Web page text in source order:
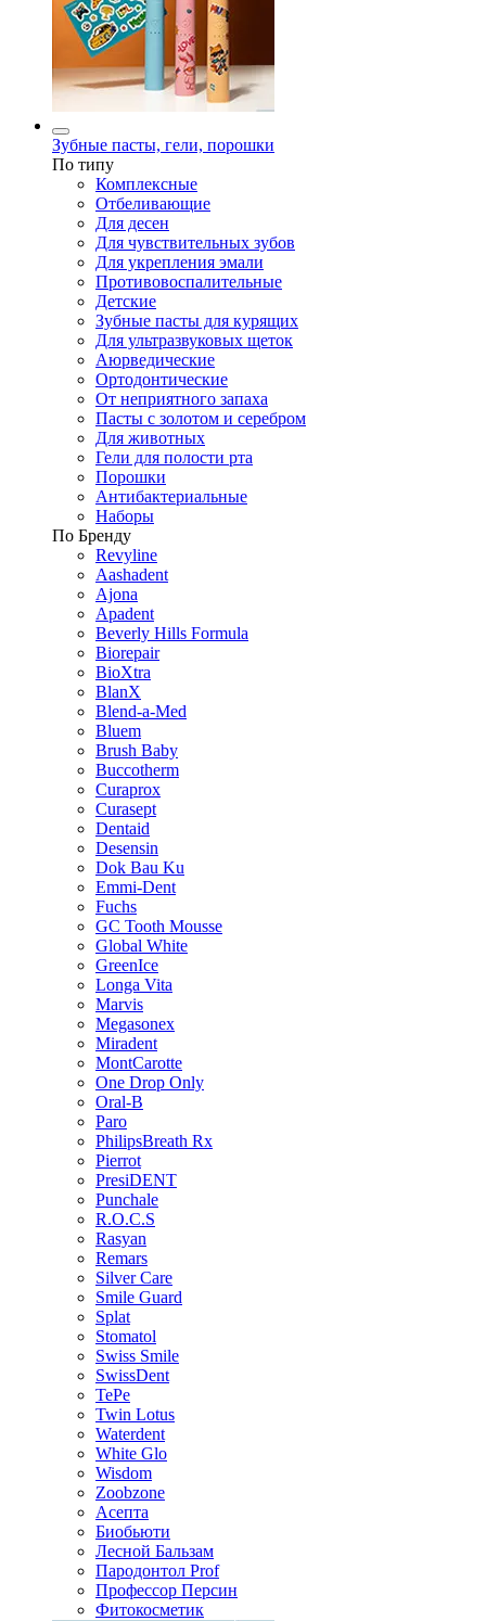
Зубные пасты, гели, порошки
По типу
Комплексные
Отбеливающие
Для десен
Для чувствительных зубов
Для укрепления эмали
Противовоспалительные
Детские
Зубные пасты для курящих
Для ультразвуковых щеток
Аюрведические
Ортодонтические
От неприятного запаха
Пасты с золотом и серебром
Для животных
Гели для полости рта
Порошки
Антибактериальные
Наборы
По Бренду
Revyline
Aashadent
Ajona
Apadent
Beverly Hills Formula
Biorepair
BioXtra
BlanX
Blend-a-Med
Bluem
Brush Baby
Buccotherm
Curaprox
Curasept
Dentaid
Desensin
Dok Bau Ku
Emmi-Dent
Fuchs
GC Tooth Mousse
Global White
GreenIce
Longa Vita
Marvis
Megasonex
Miradent
MontCarotte
One Drop Only
Oral-B
Paro
PhilipsBreath Rx
Pierrot
PresiDENT
Punchale
R.O.C.S
Rasyan
Remars
Silver Care
Smile Guard
Splat
Stomatol
Swiss Smile
SwissDent
TePe
Twin Lotus
Waterdent
White Glo
Wisdom
Zoobzone
Асепта
Биобьюти
Лесной Бальзам
Пародонтол Prof
Профессор Персин
Фитокосметик